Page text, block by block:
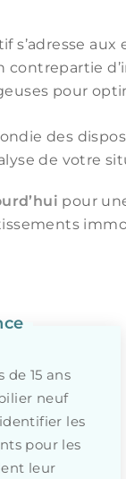
s’adresse
contrepartie
pour
des
de votre
pour
de 15 ans
neuf
les
pour les
leur